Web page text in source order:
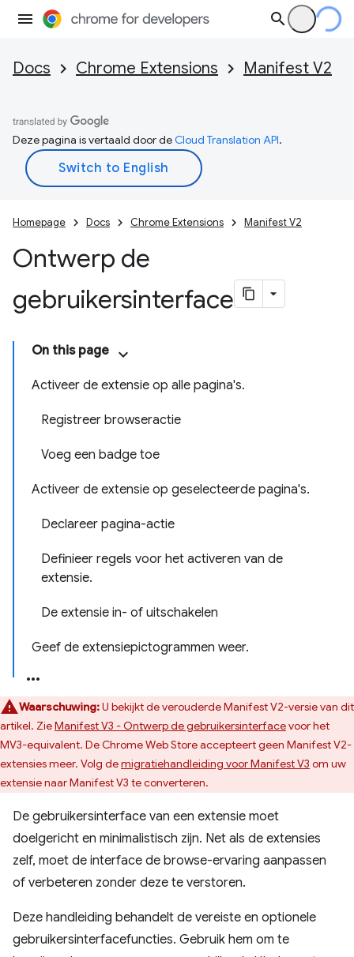
Docs Chrome Extensions Manifest V2
Deze pagina is vertaald door deCloud Translation API.
Homepage Docs Chrome Extensions Manifest V2
Ontwerp de
gebruikersinterface
On this page
Activeer de extensie op alle pagina's.
Registreer browseractie
Voeg een badge toe
Activeer de extensie op geselecteerde pagina's.
Declareer pagina-actie
Definieer regels voor het activeren van de
extensie.
De extensie in- of uitschakelen
Geef de extensiepictogrammen weer.
Waarschuwing:U bekijkt de verouderde Manifest V2-versie van dit
artikel. ZieManifest V3 - Ontwerp de gebruikersinterfacevoor het
MV3-equivalent. De Chrome Web Store accepteert geen Manifest V2-
extensies meer. Volg demigratiehandleiding voor Manifest V3 om uw
extensie naar Manifest V3 te converteren.
De gebruikersinterface van een extensie moet
doelgericht en minimalistisch zijn. Net als de extensies
zelf, moet de interface de browse-ervaring aanpassen
of verbeteren zonder deze te verstoren.
Deze handleiding behandelt de vereiste en optionele
gebruikersinterfacefuncties. Gebruik hem om te